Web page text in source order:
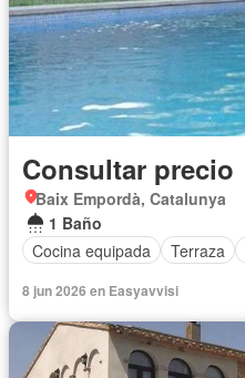
Consultar precio
Baix Empordà, Catalunya
1 Baño
Cocina equipada
Terraza
8 jun 2026 en Easyavvisi